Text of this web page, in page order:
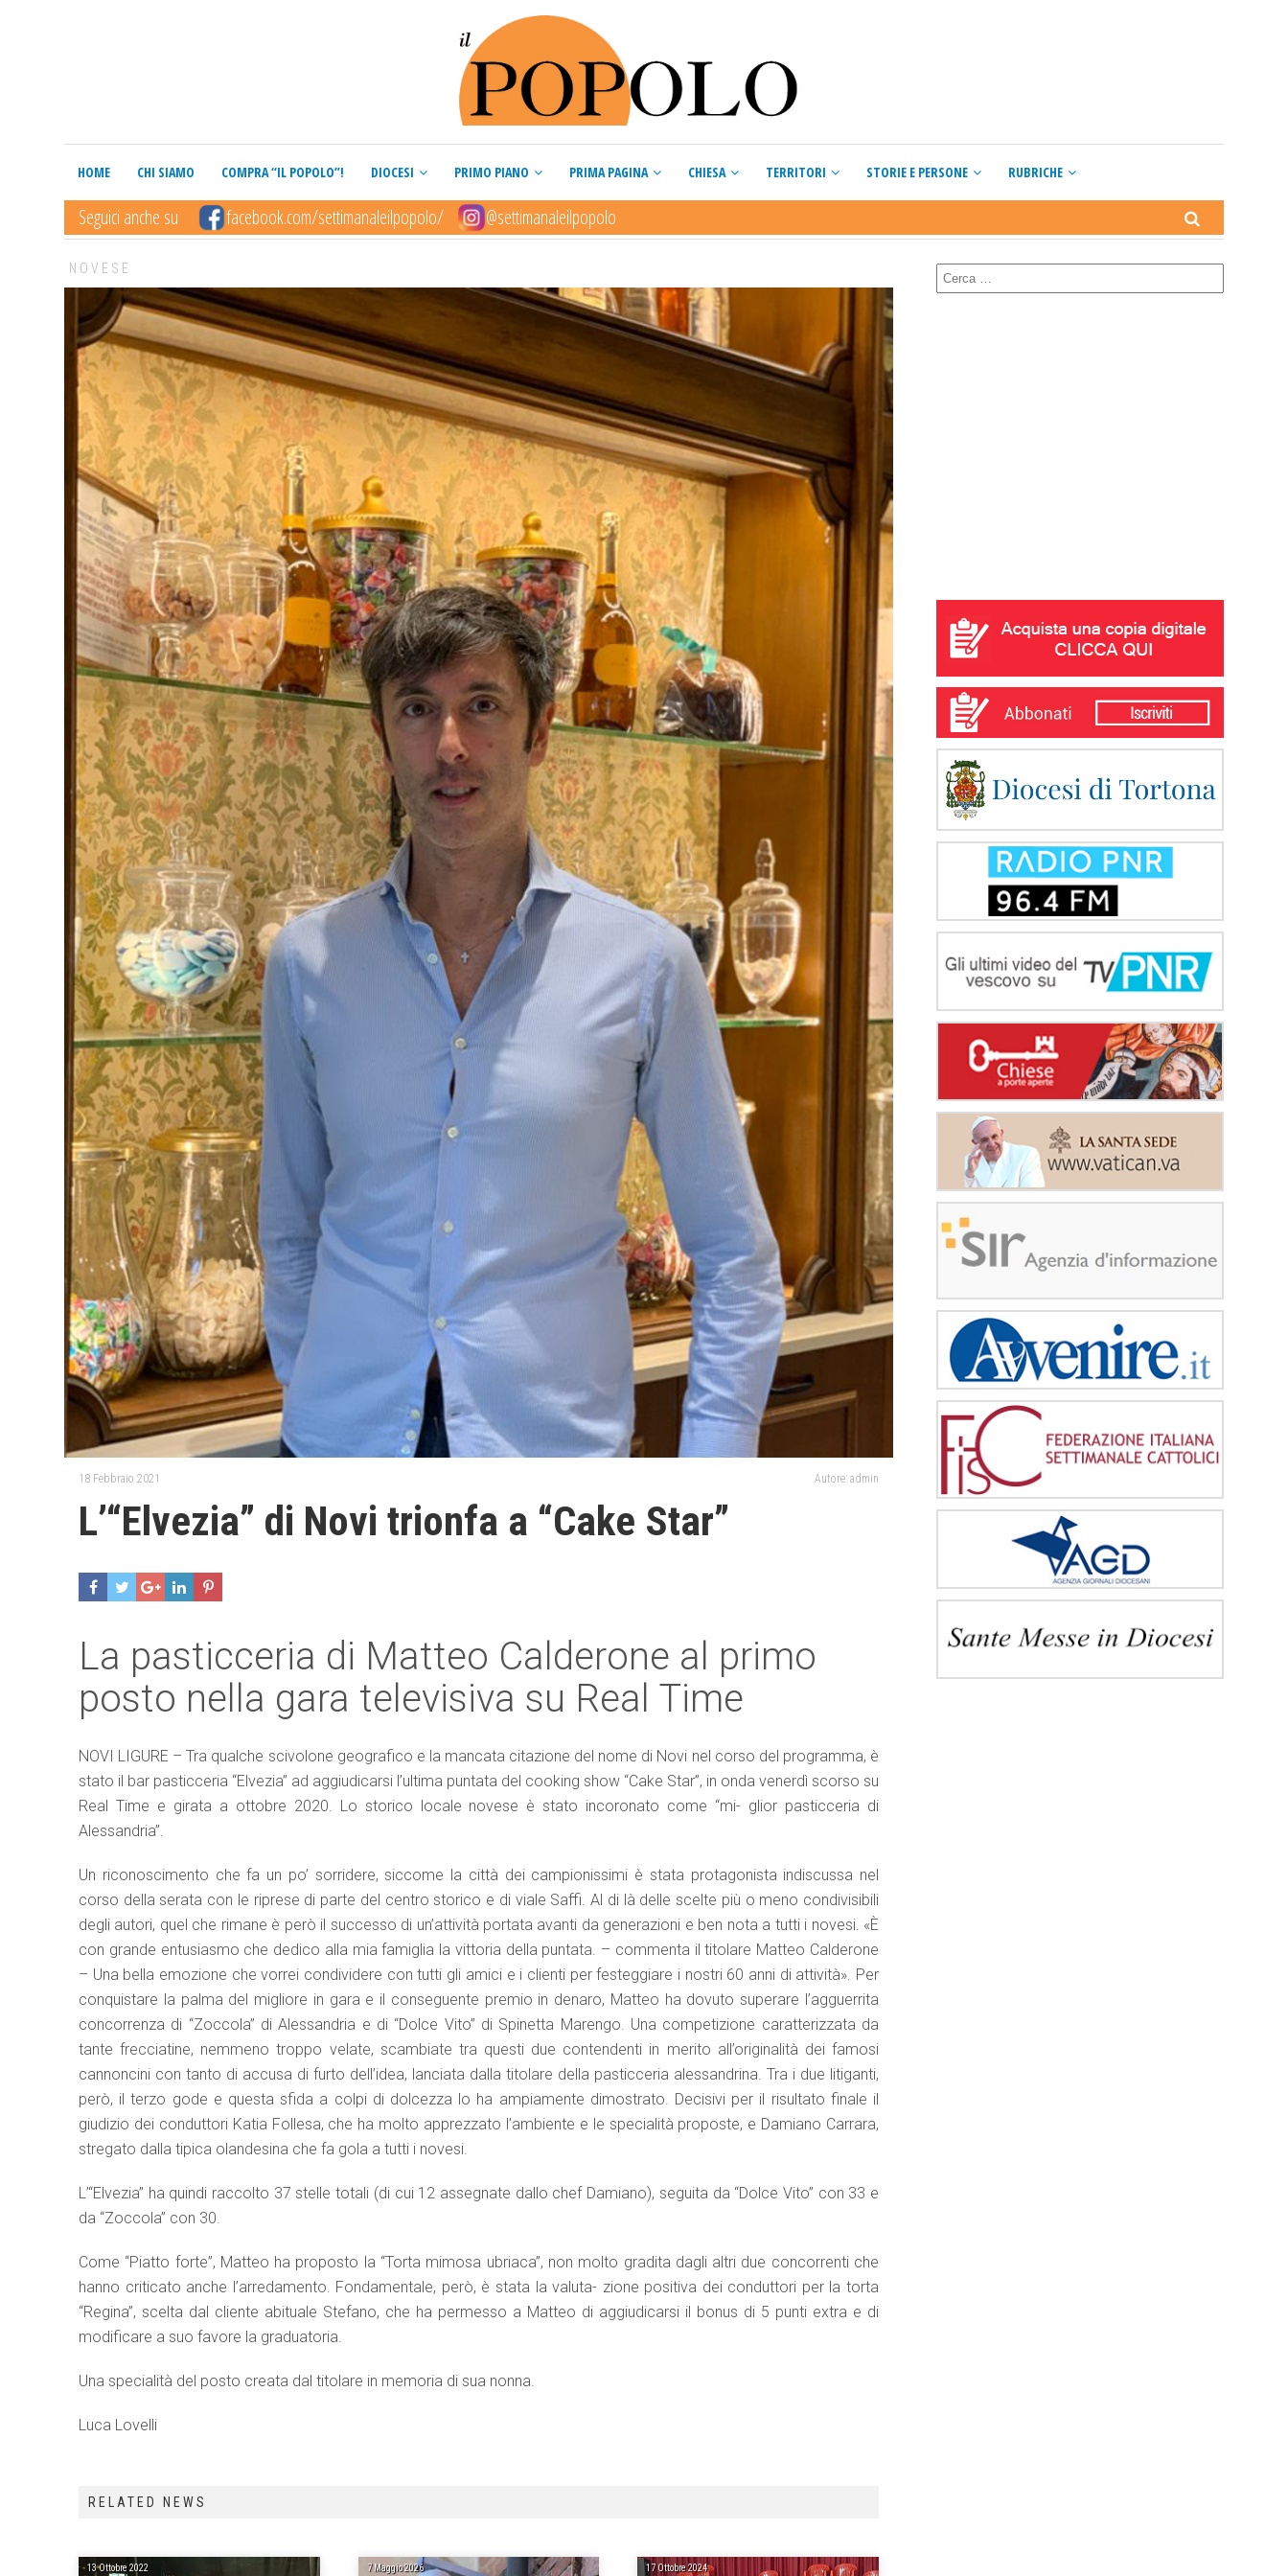
HOME CHI SIAMO COMPRA “IL POPOLO”! DIOCESI PRIMO PIANO PRIMA PAGINA CHIESA TERRITORI STORIE E PERSONE RUBRICHE
Seguici anche su facebook.com/settimanaleilpopolo/ @settimanaleilpopolo
NOVESE
18 Febbraio 2021 Autore: admin
L’“Elvezia” di Novi trionfa a “Cake Star”
La pasticceria di Matteo Calderone al primo
posto nella gara televisiva su Real Time
NOVI LIGURE – Tra qualche scivolone geografico e la mancata citazione del nome di Novi nel corso del programma, è
stato il bar pasticceria “Elvezia” ad aggiudicarsi l’ultima puntata del cooking show “Cake Star”, in onda venerdì scorso su
Real Time e girata a ottobre 2020. Lo storico locale novese è stato incoronato come “mi- glior pasticceria di
Alessandria”.
Un riconoscimento che fa un po’ sorridere, siccome la città dei campionissimi è stata protagonista indiscussa nel
corso della serata con le riprese di parte del centro storico e di viale Saffi. Al di là delle scelte più o meno condivisibili
degli autori, quel che rimane è però il successo di un’attività portata avanti da generazioni e ben nota a tutti i novesi. «È
con grande entusiasmo che dedico alla mia famiglia la vittoria della puntata. – commenta il titolare Matteo Calderone
– Una bella emozione che vorrei condividere con tutti gli amici e i clienti per festeggiare i nostri 60 anni di attività». Per
conquistare la palma del migliore in gara e il conseguente premio in denaro, Matteo ha dovuto superare l’agguerrita
concorrenza di “Zoccola” di Alessandria e di “Dolce Vito” di Spinetta Marengo. Una competizione caratterizzata da
tante frecciatine, nemmeno troppo velate, scambiate tra questi due contendenti in merito all’originalità dei famosi
cannoncini con tanto di accusa di furto dell’idea, lanciata dalla titolare della pasticceria alessandrina. Tra i due litiganti,
però, il terzo gode e questa sfida a colpi di dolcezza lo ha ampiamente dimostrato. Decisivi per il risultato finale il
giudizio dei conduttori Katia Follesa, che ha molto apprezzato l’ambiente e le specialità proposte, e Damiano Carrara,
stregato dalla tipica olandesina che fa gola a tutti i novesi.
L’“Elvezia” ha quindi raccolto 37 stelle totali (di cui 12 assegnate dallo chef Damiano), seguita da “Dolce Vito” con 33 e
da “Zoccola” con 30.
Come “Piatto forte”, Matteo ha proposto la “Torta mimosa ubriaca”, non molto gradita dagli altri due concorrenti che
hanno criticato anche l’arredamento. Fondamentale, però, è stata la valuta- zione positiva dei conduttori per la torta
“Regina”, scelta dal cliente abituale Stefano, che ha permesso a Matteo di aggiudicarsi il bonus di 5 punti extra e di
modificare a suo favore la graduatoria.
Una specialità del posto creata dal titolare in memoria di sua nonna.
Luca Lovelli
RELATED NEWS
13 Ottobre 2022 7 Maggio 2026 17 Ottobre 2024